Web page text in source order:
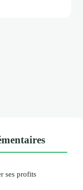
ses profits